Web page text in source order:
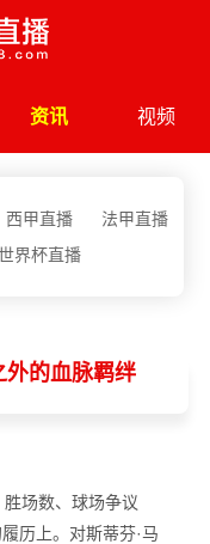
资讯 视频
西甲直播
法甲直播
界杯直播
外的血脉羁绊
场数、球场争议
历上。对斯蒂芬·马